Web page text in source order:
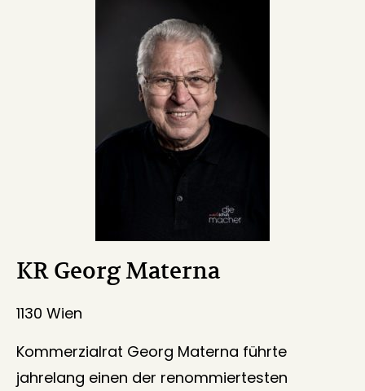
KR Georg Materna
1130 Wien
Kommerzialrat Georg Materna führte
jahrelang einen der renommiertesten